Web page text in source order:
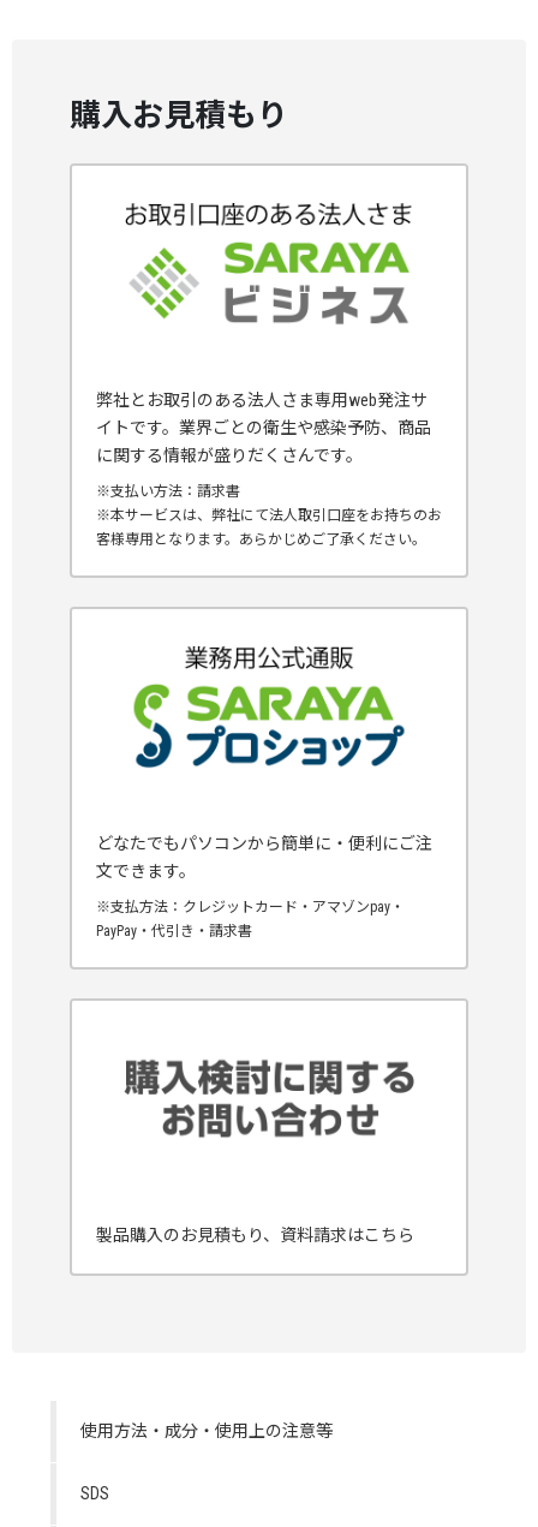
購入お見積もり
弊社とお取引のある法人さま専用web発注サ
イトです。業界ごとの衛生や感染予防、商品
に関する情報が盛りだくさんです。
※支払い方法：請求書
※本サービスは、弊社にて法人取引口座をお持ちのお
客様専用となります。あらかじめご了承ください。
どなたでもパソコンから簡単に・便利にご注
文できます。
※支払方法：クレジットカード・アマゾンpay・
PayPay・代引き・請求書
製品購入のお見積もり、資料請求はこちら
使用方法・成分・使用上の注意等
SDS